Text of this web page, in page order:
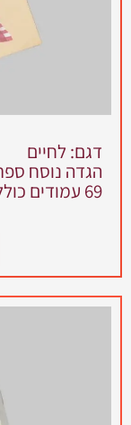
דגם: לחיים
הגדה נוסח
69 עמודים כולל הכריכות